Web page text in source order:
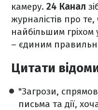
камеру. 24 Канал
журналістів про
найбільшим гріхом
– єдиним
Цитати
"Загрози,
письма та дії,